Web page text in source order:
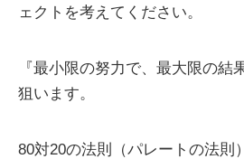
ェクトを考えてください。
『最小限の努力で、最大限の結
狙います。
80対20の法則（パレートの法則